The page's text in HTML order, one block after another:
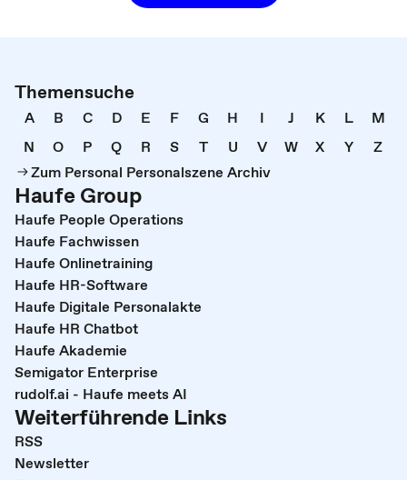
Themensuche
A B C D E F G H I J K L
M
N
O P Q R S T U V W X Y
Z
Zum Personal Personalszene Archiv
Haufe Group
Haufe People Operations
Haufe Fachwissen
Haufe Onlinetraining
Haufe HR-Software
Haufe Digitale Personalakte
Haufe HR Chatbot
Haufe Akademie
Semigator Enterprise
rudolf.ai - Haufe meets AI
Weiterführende Links
RSS
Newsletter